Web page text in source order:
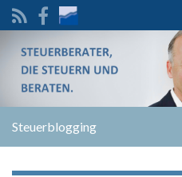
Steuerblogging